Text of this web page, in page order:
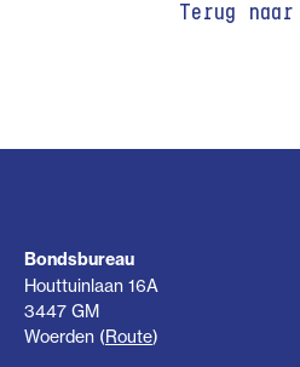
Terug
Bondsbureau
Houttuinlaan 16A
3447 GM
Woerden (Route)